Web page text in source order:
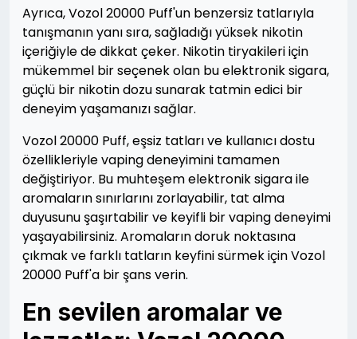
Ayrıca, Vozol 20000 Puff'un benzersiz tatlarıyla
tanışmanın yanı sıra, sağladığı yüksek nikotin
içeriğiyle de dikkat çeker. Nikotin tiryakileri için
mükemmel bir seçenek olan bu elektronik sigara,
güçlü bir nikotin dozu sunarak tatmin edici bir
deneyim yaşamanızı sağlar.
Vozol 20000 Puff, eşsiz tatları ve kullanıcı dostu
özellikleriyle vaping deneyimini tamamen
değiştiriyor. Bu muhteşem elektronik sigara ile
aromaların sınırlarını zorlayabilir, tat alma
duyusunu şaşırtabilir ve keyifli bir vaping deneyimi
yaşayabilirsiniz. Aromaların doruk noktasına
çıkmak ve farklı tatların keyfini sürmek için Vozol
20000 Puff'a bir şans verin.
En sevilen aromalar ve